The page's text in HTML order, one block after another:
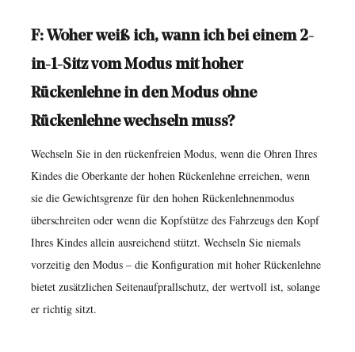
F: Woher weiß ich, wann ich bei einem 2-
in-1-Sitz vom Modus mit hoher
Rückenlehne in den Modus ohne
Rückenlehne wechseln muss?
Wechseln Sie in den rückenfreien Modus, wenn die Ohren Ihres
Kindes die Oberkante der hohen Rückenlehne erreichen, wenn
sie die Gewichtsgrenze für den hohen Rückenlehnenmodus
überschreiten oder wenn die Kopfstütze des Fahrzeugs den Kopf
Ihres Kindes allein ausreichend stützt. Wechseln Sie niemals
vorzeitig den Modus – die Konfiguration mit hoher Rückenlehne
bietet zusätzlichen Seitenaufprallschutz, der wertvoll ist, solange
er richtig sitzt.